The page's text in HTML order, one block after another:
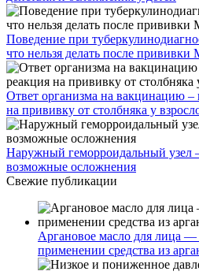
Поведение при
что нельзя делать после прививки
Ответ организма на вакцинацию –
на прививку от столбняка у
Наружный геморроидальный узел
возможные осложнения
Свежие публикации
Аргановое масло для лица —
применении средства из